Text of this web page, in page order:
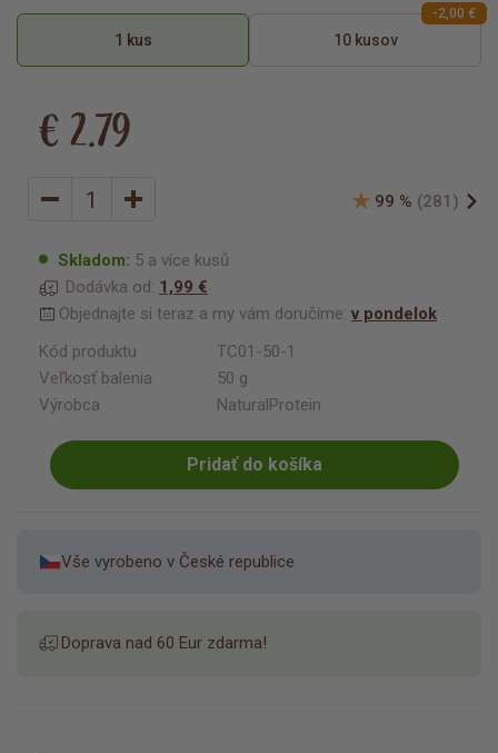
1 kus 10 kusov
-2,00 €
99 % (281)
€ 2.79
Skladom: 5 a více kusů
Dodávka od: 1,99 €
Objednajte si teraz a my vám doručíme: v pondelok
Kód produktu
TC01-50-1
Veľkosť balenia
50 g
Výrobca
NaturalProtein
Pridať do košíka
Vše vyrobeno v České republice
Doprava nad 60 Eur zdarma!